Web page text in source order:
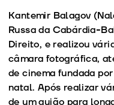
Kantemir Balagov
Russa da Cabárdia-
Direito, e realizou
câmara fotográfica,
de cinema fundada
natal. Após realizar
de um guião para